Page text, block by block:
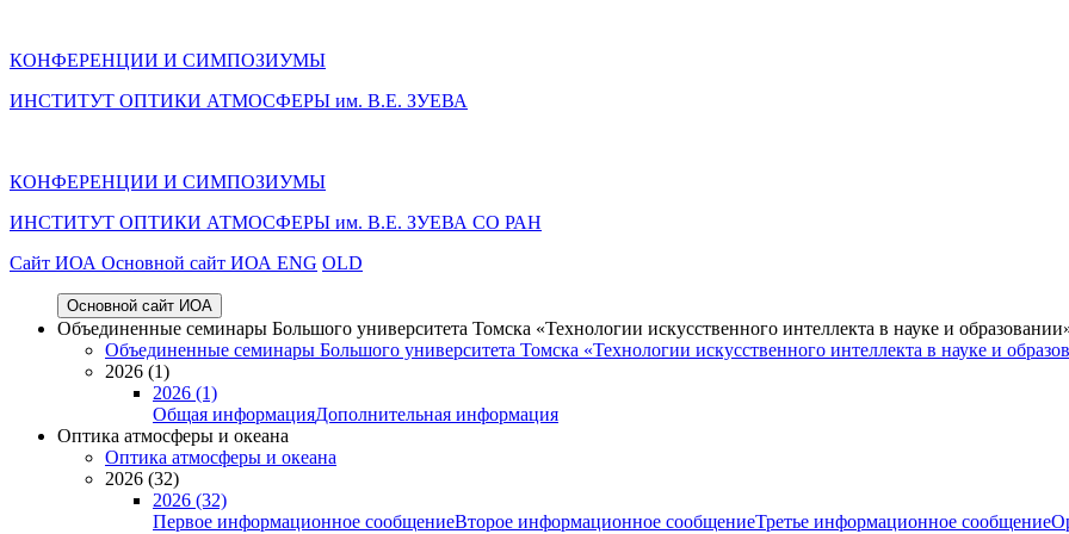
КОНФЕРЕНЦИИ И СИМПОЗИУМЫ
ИНСТИТУТ ОПТИКИ АТМОСФЕРЫ им. В.Е. ЗУЕВА
КОНФЕРЕНЦИИ И СИМПОЗИУМЫ
ИНСТИТУТ ОПТИКИ АТМОСФЕРЫ им. В.Е. ЗУЕВА СО РАН
Cайт ИОА Основной сайт ИОА ENG OLD
Основной сайт ИОА
Объединенные семинары Большого университета Томска «Технологии искусственного интеллекта в науке и
Объединенные семинары Большого университета Томска «Технологии искусственного интеллекта в науке и
2026 (1)
2026 (1)
Общая информацияДополнительная информация
Оптика атмосферы и океана
Оптика атмосферы и океана
2026 (32)
2026 (32)
Первое информационное сообщениеВторое информационное сообщениеТретье информационное сообщение